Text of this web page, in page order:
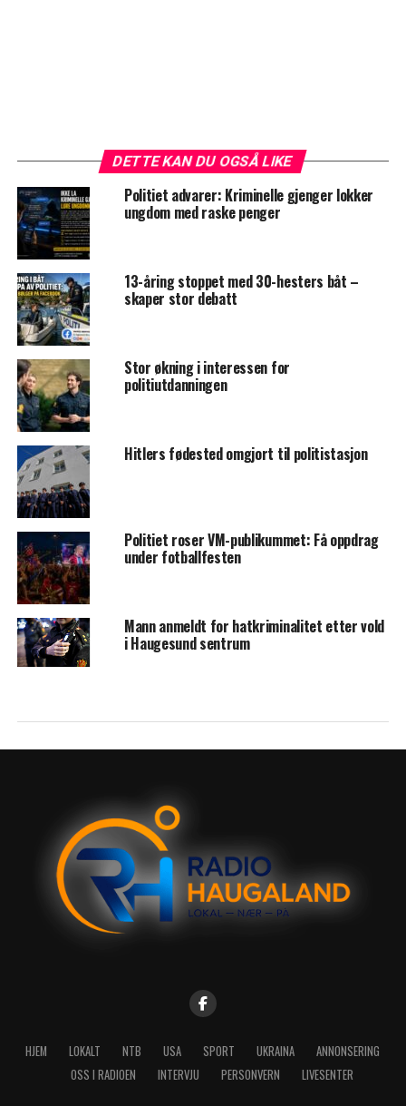
DETTE KAN DU OGSÅ LIKE
Politiet advarer: Kriminelle gjenger lokker
ungdom med raske penger
13-åring stoppet med 30-hesters båt –
skaper stor debatt
Stor økning i interessen for
politiutdanningen
Hitlers fødested omgjort til politistasjon
Politiet roser VM-publikummet: Få oppdrag
under fotballfesten
Mann anmeldt for hatkriminalitet etter vold
i Haugesund sentrum
HJEM LOKALT NTB USA SPORT UKRAINA
ANNONSERING
OSS I RADIOEN
INTERVJU PERSONVERN LIVESENTER